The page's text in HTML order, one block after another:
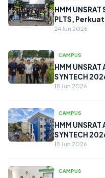
HMM
PLTS,
24 Jun 2026
CAMPUS
HMM
SYNTECH
18 Jun 2026
CAMPUS
HMM
SYNTECH
18 Jun 2026
CAMPUS